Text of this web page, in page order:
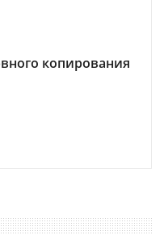
копирования